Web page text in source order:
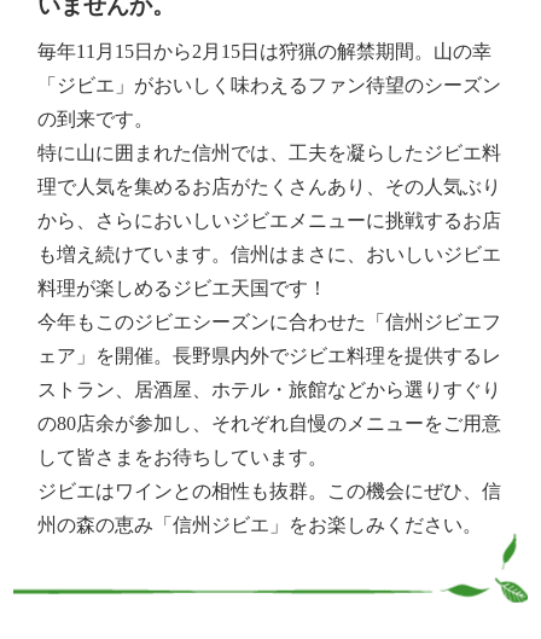
毎年11月15日から2月15日は狩猟の解禁期間。山の幸
「ジビエ」がおいしく味わえるファン待望のシーズン
の到来です。
特に山に囲まれた信州では、工夫を凝らしたジビエ料
理で人気を集めるお店がたくさんあり、その人気ぶり
から、さらにおいしいジビエメニューに挑戦するお店
も増え続けています。信州はまさに、おいしいジビエ
料理が楽しめるジビエ天国です！
今年もこのジビエシーズンに合わせた「信州ジビエフ
ェア」を開催。長野県内外でジビエ料理を提供するレ
ストラン、居酒屋、ホテル・旅館などから選りすぐり
の80店余が参加し、それぞれ自慢のメニューをご用意
して皆さまをお待ちしています。
ジビエはワインとの相性も抜群。この機会にぜひ、信
州の森の恵み「信州ジビエ」をお楽しみください。